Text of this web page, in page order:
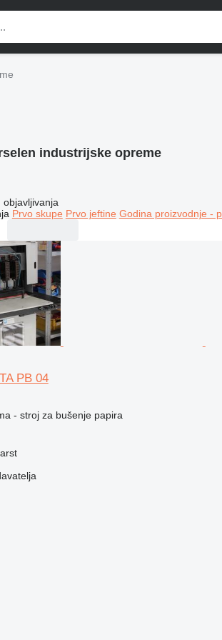
industrijske opreme
objavljivanja
Prvo skupe Prvo jeftine Godina proizvodnje -
PB 04
- stroj za bušenje papira